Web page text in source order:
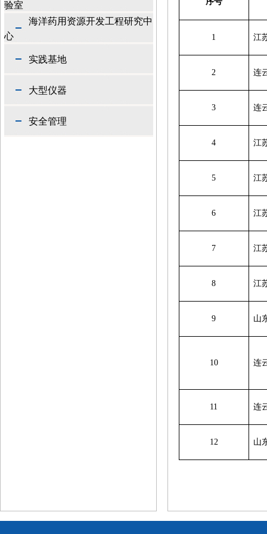
验室
海洋药用资源开发工程研究中
心
实践基地
大型仪器
安全管理
1 江
2 连
3 连
4 江
5 江
6 江
7 江
8 江
9 山
10 连
11 连
12 山